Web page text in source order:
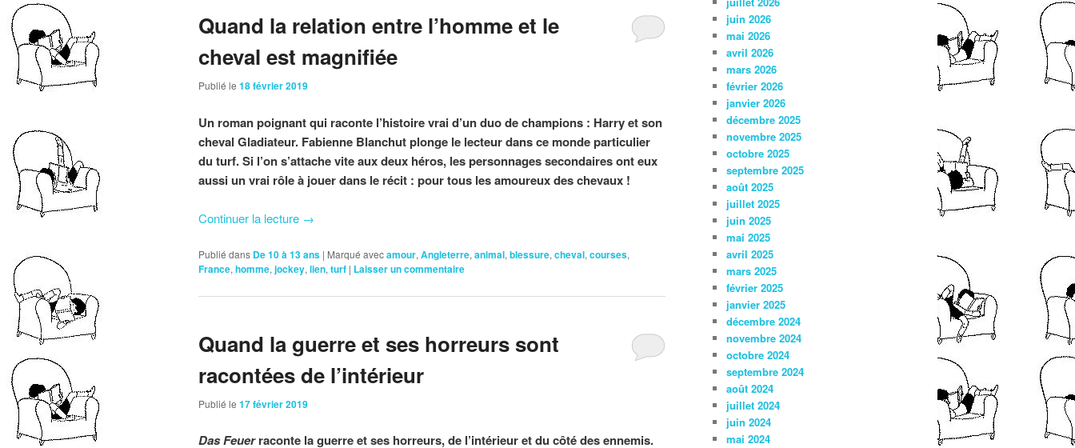
Quand la relation entre l’homme et le
cheval est magnifiée
Publié le 18 février 2019
Un roman poignant qui raconte l’histoire vrai d’un duo de champions : Harry et son
cheval Gladiateur. Fabienne Blanchut plonge le lecteur dans ce monde particulier
du turf. Si l’on s’attache vite aux deux héros, les personnages secondaires ont eux
aussi un vrai rôle à jouer dans le récit : pour tous les amoureux des chevaux !
Continuer la lecture →
Publié dans De 10 à 13 ans | Marqué avecamour, Angleterre, animal, blessure, cheval, courses,
France, homme, jockey, lien, turf | Laisser un commentaire
Quand la guerre et ses horreurs sont
racontées de l’intérieur
Publié le 17 février 2019
Das Feuerraconte la guerre et ses horreurs, de l’intérieur et du côté des ennemis.
juin 2026
mai 2026
avril 2026
mars 2026
février 2026
janvier 2026
décembre 2025
novembre 2025
octobre 2025
septembre 2025
août 2025
juillet 2025
juin 2025
mai 2025
avril 2025
mars 2025
février 2025
janvier 2025
décembre 2024
novembre 2024
octobre 2024
septembre 2024
août 2024
juillet 2024
juin 2024
mai 2024